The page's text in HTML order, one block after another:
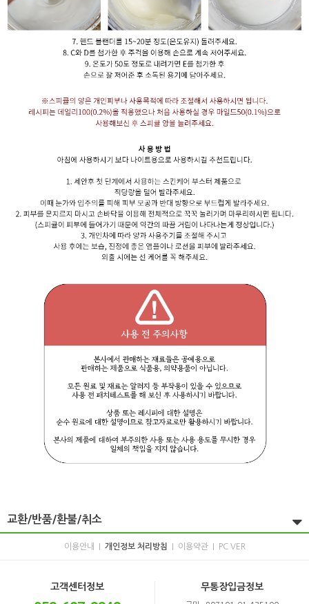
교환/반품/환불/취소
이용안내 개인정보 처리방침 이용약관 PC VER
고객센터정보 무통장입금정보